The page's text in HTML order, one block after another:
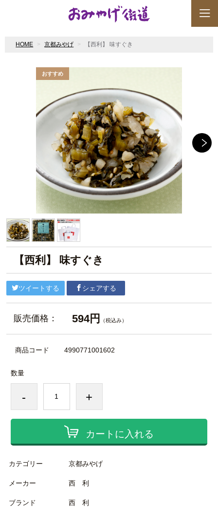
HOME 京都みやげ 【西利】 味すぐき
【西利】 味すぐき
ツイートする シェアする
販売価格： 594円 （税込み）
商品コード 4990771001602
数量
- +
カートに入れる
カテゴリー 京都みやげ
メーカー 西 利
ブランド 西 利